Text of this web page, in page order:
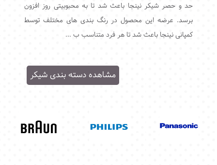
حد و حصر شیکر نینجا باعث شد تا به محبوبیتی روز افزون
برسد. عرضه این محصول در رنگ بندی های مختلف توسط
کمپانی نینجا باعث شد تا هر فرد متناسب ب ...
مشاهده دسته بندی شیکر